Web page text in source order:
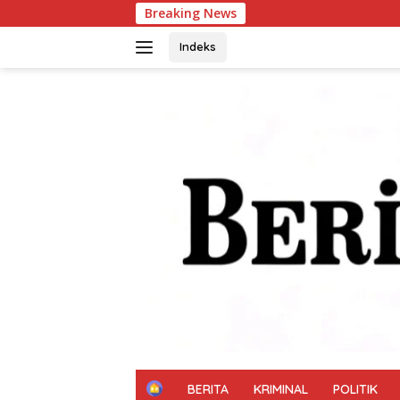
ke
Breaking News Inovasi Srikandi
Indeks
H
BERITA KRIMINAL POLITIK